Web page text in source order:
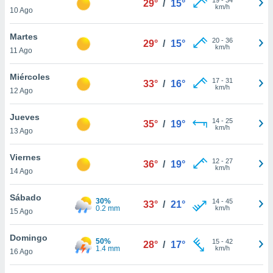
más
nuestra
y
de
disponible
cookies
aceptar
10 Ago
29° / 15°
km/h
Martes
11 Ago
29° / 15° 20- 36
km/h
Miércoles
12 Ago
33° / 16° 17- 31
km/h
Jueves
13 Ago
35° / 19° 14- 25
km/h
Viernes
14 Ago
36° / 19° 12- 27
km/h
Sábado
15 Ago
30%
0.2 mm
33° / 21° 14- 45
km/h
Domingo
16 Ago
50%
1.4 mm
28° / 17° 15- 42
km/h